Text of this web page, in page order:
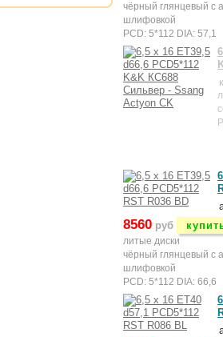
чёрный глянцевый с
шлифовкой
PCD: 5*112 DIA: 57,1
8560 руб
литые диски
чёрный глянцевый с
шлифовкой
PCD: 5*112 DIA: 66,6